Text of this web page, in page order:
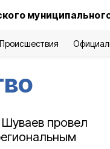
Происшествия
провел